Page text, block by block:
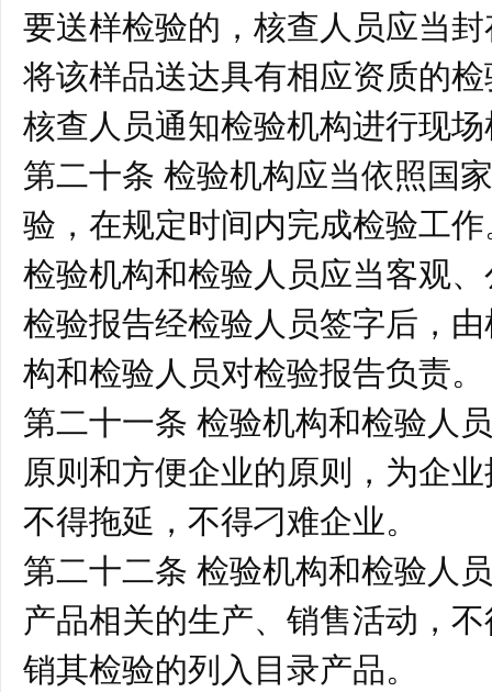
要送样检验的，核查人员应当
将该样品送达具有相应资质的
核查人员通知检验机构进行现
第二十条 检验机构应当依照国
验，在规定时间内完成检验工
检验机构和检验人员应当客观
检验报告经检验人员签字后，
构和检验人员对检验报告负责。
第二十一条 检验机构和检验人
原则和方便企业的原则，为企
不得拖延，不得刁难企业。
第二十二条 检验机构和检验人
产品相关的生产、销售活动，
销其检验的列入目录产品。